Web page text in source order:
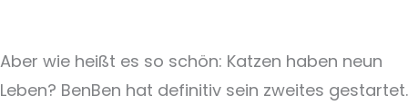
Aber wie heißt es so schön: Katzen haben neun
Leben? BenBen hat definitiv sein zweites gestartet.